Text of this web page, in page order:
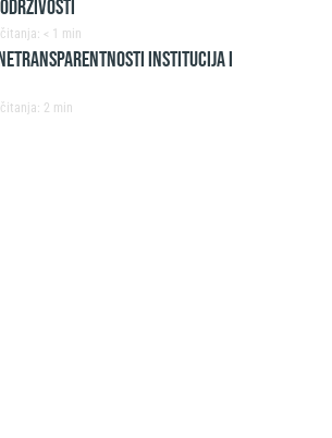
< 1 min
institucija i
2 min